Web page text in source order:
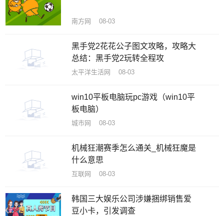
南方网 08-03
黑手党2花花公子图文攻略，攻略大
总结：黑手党2玩转全程攻
太平洋生活网 08-03
win10平板电脑玩pc游戏（win10平
板电脑）
城市网 08-03
机械狂潮赛季怎么通关_机械狂魔是
什么意思
互联网 08-03
韩国三大娱乐公司涉嫌捆绑销售爱
豆小卡，引发调查